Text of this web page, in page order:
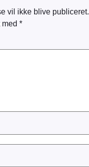
vil ikke blive publiceret.
med *